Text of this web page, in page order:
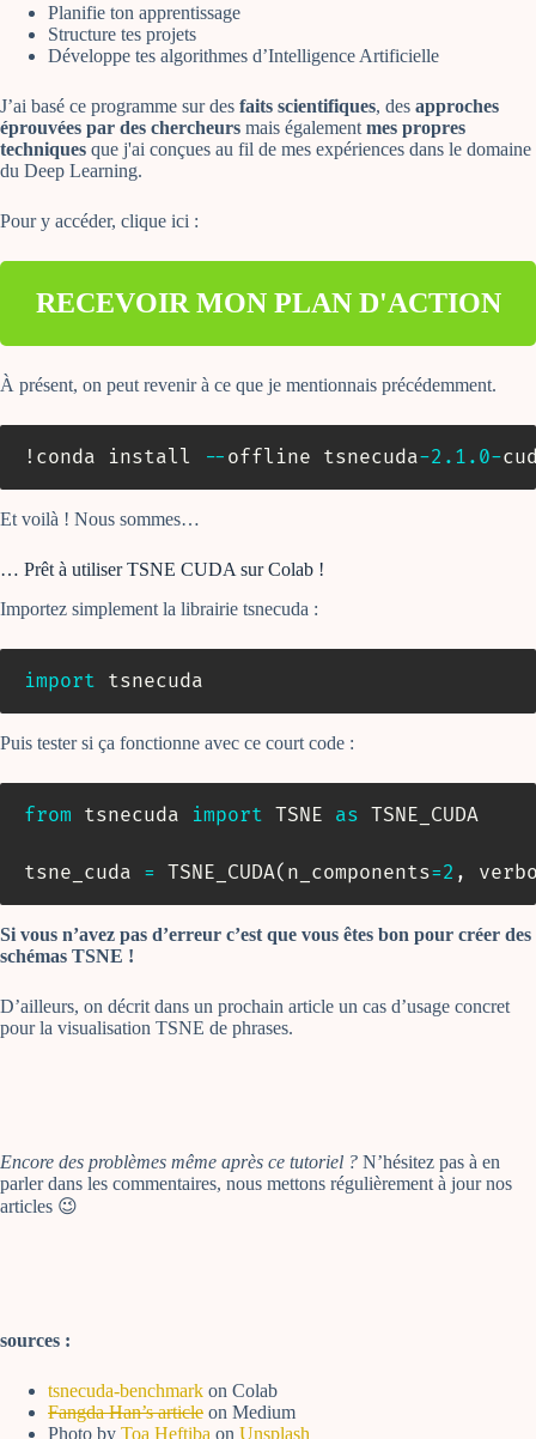
Planifie ton apprentissage
Structure tes projets
Développe tes algorithmes d’Intelligence Artificielle
J’ai basé ce programme sur des faits scientifiques, des approches
éprouvées par des chercheurs mais également mes propres
techniques que j'ai conçues au fil de mes expériences dans le domaine
du Deep Learning.
Pour y accéder, clique ici :
RECEVOIR MON PLAN D'ACTION
À présent, on peut revenir à ce que je mentionnais précédemment.
!conda install -- offline tsnecuda-2.1 .0-
Et voilà ! Nous sommes…
… Prêt à utiliser TSNE CUDA sur Colab !
Importez simplement la librairie tsnecuda :
import tsnecuda
Puis tester si ça fonctionne avec ce court code :
from tsnecuda import TSNE as TSNE_CUDA
tsne_cuda = TSNE_CUDA( n_components=2 ,
Si vous n’avez pas d’erreur c’est que vous êtes bon pour créer des
schémas TSNE !
D’ailleurs, on décrit dans un prochain article un cas d’usage concret
pour la visualisation TSNE de phrases.
Encore des problèmes même après ce tutoriel ? N’hésitez pas à en
parler dans les commentaires, nous mettons régulièrement à jour nos
articles 😉
sources :
tsnecuda-benchmark on Colab
Fangda Han’s article on Medium
Photo by Toa Heftiba on Unsplash